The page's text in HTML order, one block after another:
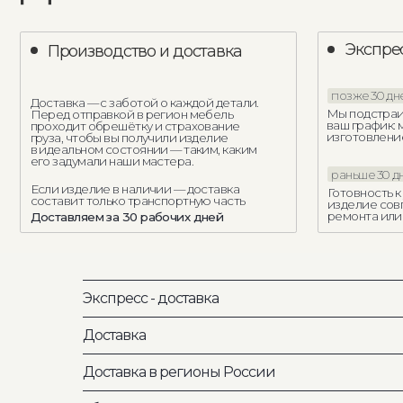
Экспресс - доставка
Доставка
Доставка в регионы России
Другие кровати Como